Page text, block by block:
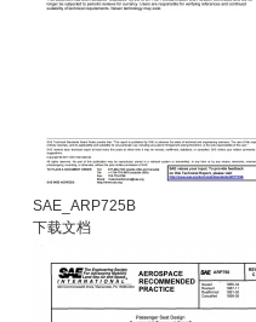
SAE_ARP725B
下载文档